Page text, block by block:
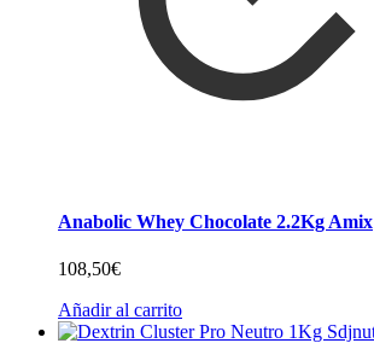
Anabolic Whey Chocolate 2.2Kg Amix
108,50€
Añadir al carrito